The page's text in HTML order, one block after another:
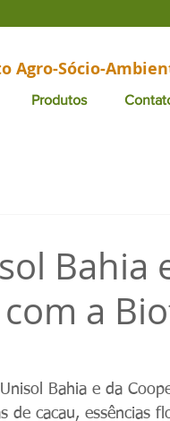
Agro-Sócio-
Produtos
Bahia
a
Bahia e da
de cacau, essências